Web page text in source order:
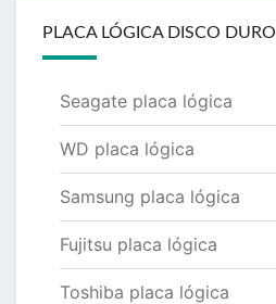
PLACA LÓGICA DISCO DURO
Seagate placa lógica
WD placa lógica
Samsung placa lógica
Fujitsu placa lógica
Toshiba placa lógica